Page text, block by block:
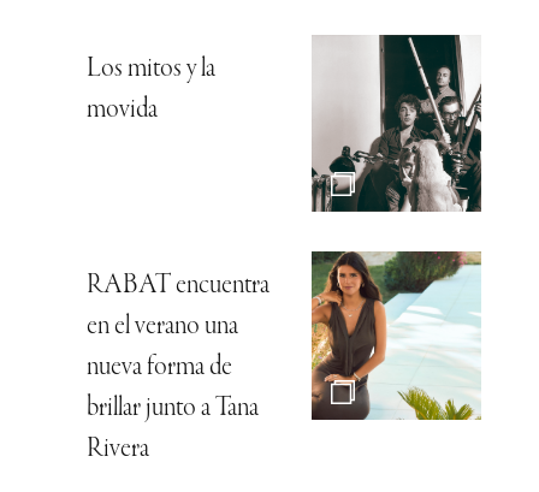
Los mitos y la
movida
RABAT encuentra
en el verano una
nueva forma de
brillar junto a Tana
Rivera